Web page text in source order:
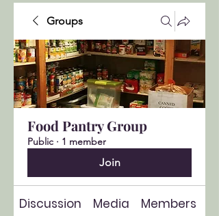
Groups
Food Pantry Group
Public · 1 member
Join
Discussion Media Members